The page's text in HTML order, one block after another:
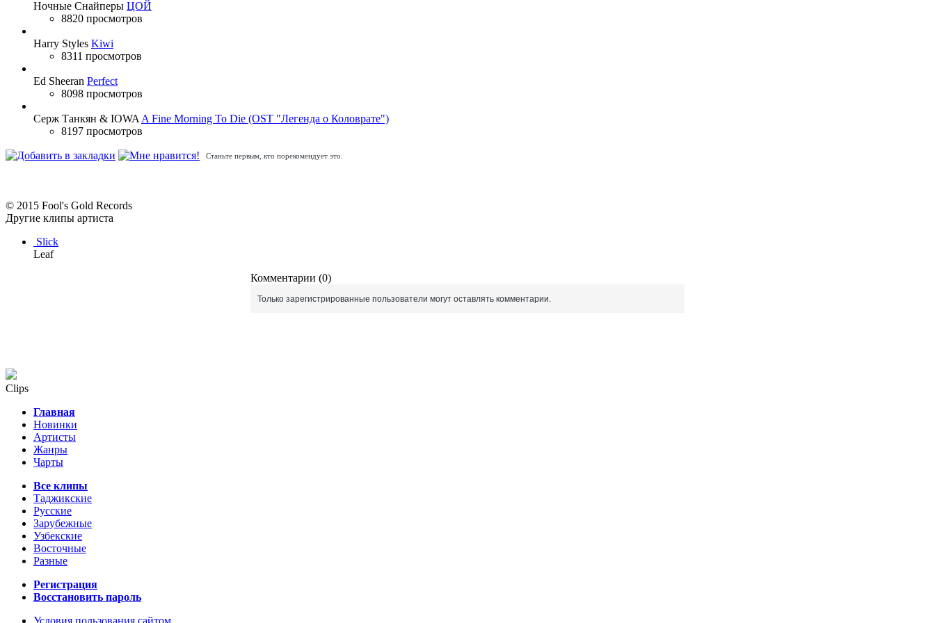
Ночные Снайперы ЦОЙ
8820 просмотров
Harry Styles Kiwi
8311 просмотров
Ed Sheeran Perfect
8098 просмотров
Серж Танкян & IOWA A Fine Morning To Die (OST "Легенда о Коловрате")
8197 просмотров
Станьте первым, кто порекомендует это.
© 2015 Fool's Gold Records
Другие клипы артиста
Slick
Leaf
Комментарии (0)
Только зарегистрированные пользователи могут оставлять комментарии.
Clips
Главная
Новинки
Артисты
Жанры
Чарты
Все клипы
Таджикские
Русские
Зарубежные
Узбекские
Восточные
Разные
Регистрация
Восстановить пароль